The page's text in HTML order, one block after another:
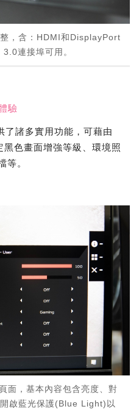
，含：HDMI和DisplayPort
連接埠可用。
驗
諸多實用功能，可藉由
色畫面增強等級、環境照
等。
面，基本內容包含亮度、對
啟藍光保護(Blue Light)以